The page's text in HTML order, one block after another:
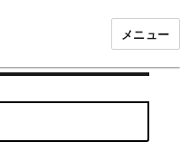
メニュー